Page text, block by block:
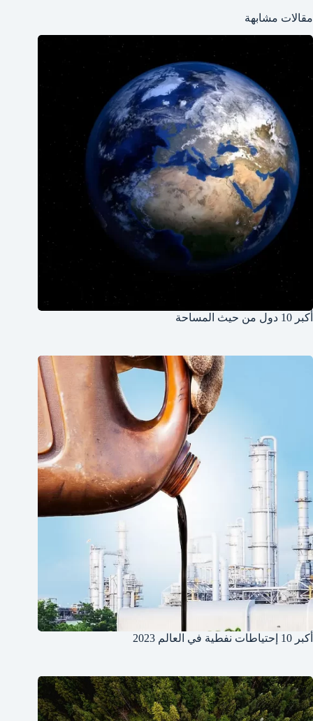
مقالات مشابهة
أكبر 10 دول من حيث المساحة
أكبر 10 إحتياطات نفطية في العالم 2023